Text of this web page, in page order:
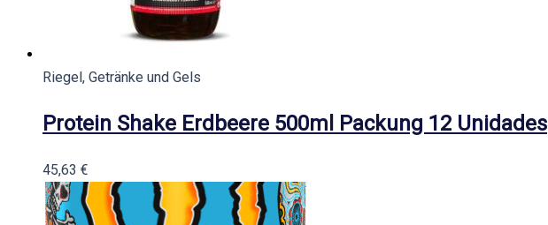
Riegel, Getränke und Gels
Protein Shake Erdbeere 500ml Packung 12 Unidades
45,63 €